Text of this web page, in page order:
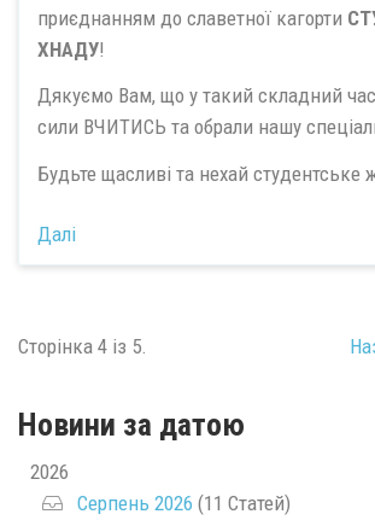
приєднанням до славетної кагорти
ХНАДУ!
Дякуємо Вам, що у такий складний
сили ВЧИТИСЬ та обрали нашу
Будьте щасливі та нехай студентське
Далі
Сторінка 4 із 5.
Новини за датою
2026
Серпень 2026 (11 Статей)